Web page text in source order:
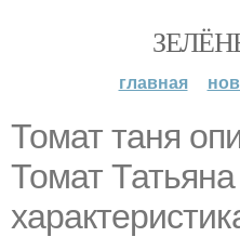
главная
Томат таня
Томат